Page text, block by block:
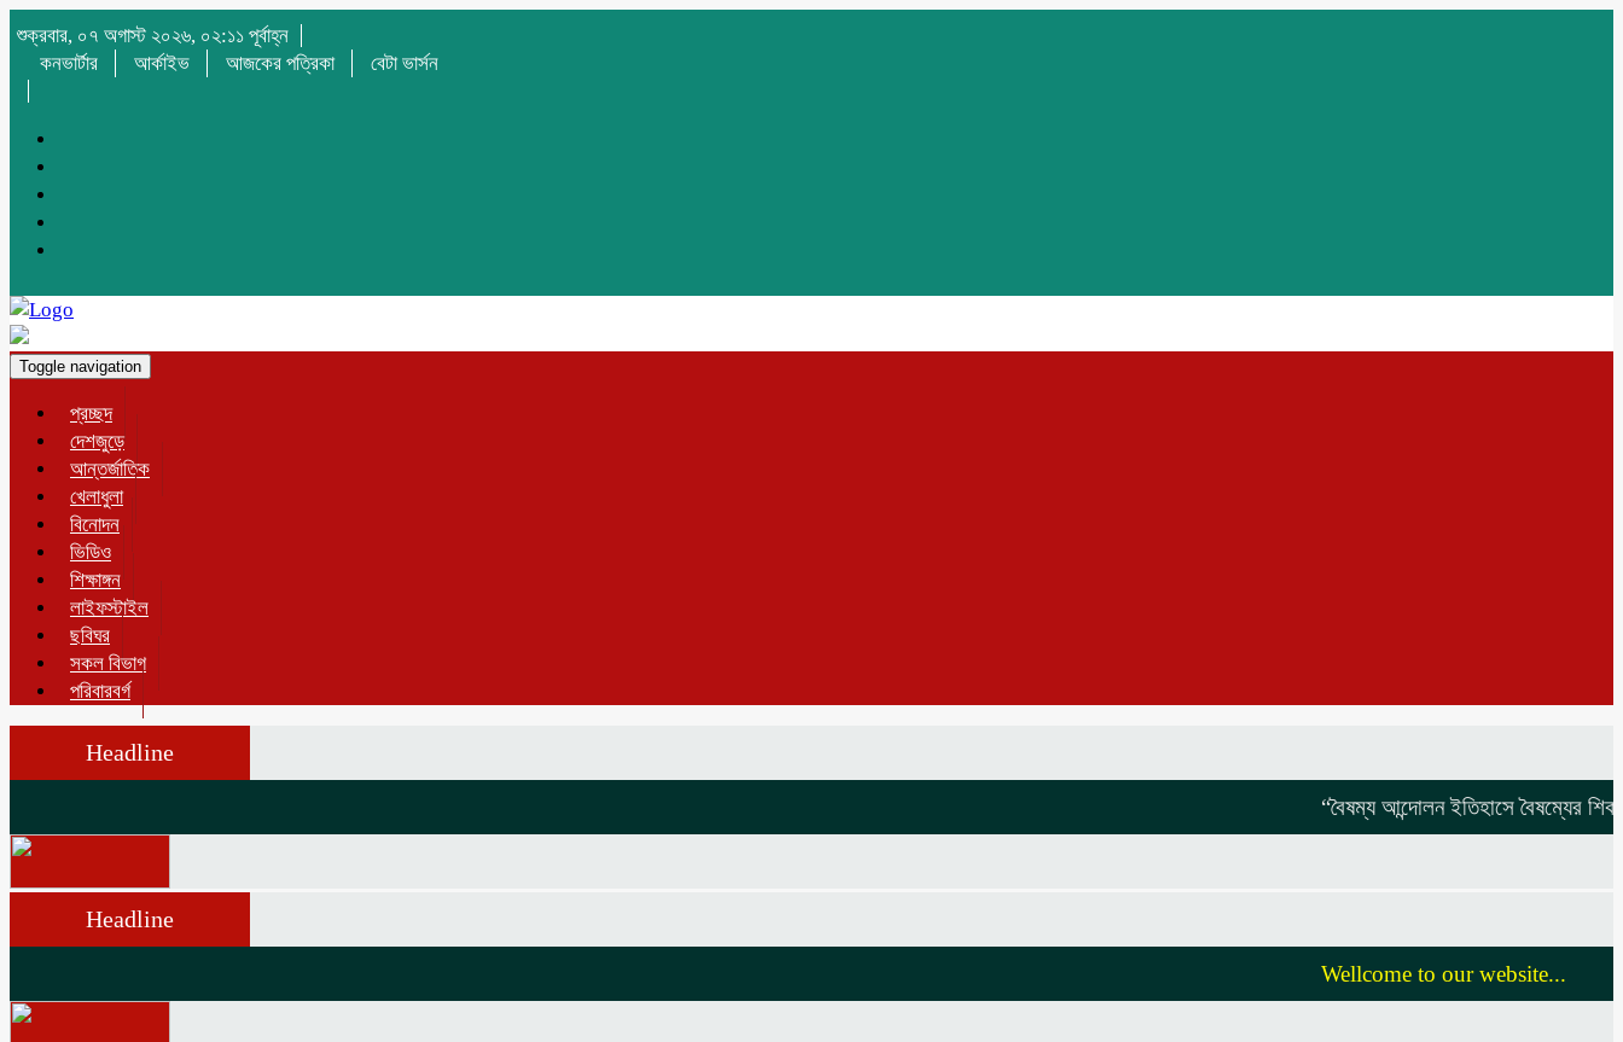
শুক্রবার, ০৭ অগাস্ট ২০২৬, ০২:১১ পূর্বাহ্ন
কনভার্টার
আর্কাইভ আজকের পত্রিকা বেটা ভার্সন
Toggle navigation
প্রচ্ছদ
দেশজুড়ে
আন্তর্জাতিক
খেলাধুলা
বিনোদন
ভিডিও
শিক্ষাঙ্গন
লাইফস্টাইল
ছবিঘর
সকল বিভাগ
পরিবারবর্গ
Headline
“বৈষম্য আন্দোলন ইতিহাসে বৈষম্যের শিকার:-
Headline
Wellcome to our website...